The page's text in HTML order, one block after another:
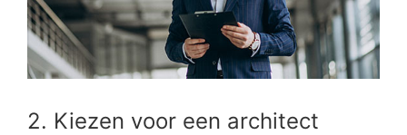
2. Kiezen voor een architect